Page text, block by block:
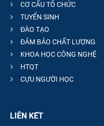
CƠ CẤU TỔ CHỨC
TUYỂN SINH
ĐÀO TẠO
ĐẢM BẢO CHẤT LƯỢNG
KHOA HỌC CÔNG NGHỆ
HTQT
CỰU NGƯỜI HỌC
LIÊN KẾT